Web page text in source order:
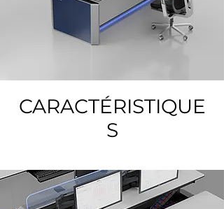
CARACTÉRISTIQUE
S